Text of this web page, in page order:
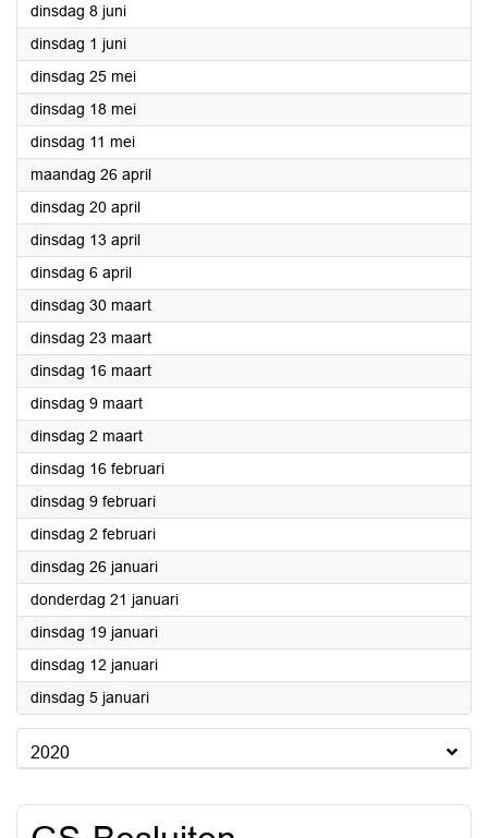
dinsdag 8 juni2021
dinsdag 1 juni2021
dinsdag 25 mei2021
dinsdag 18 mei2021
dinsdag 11 mei2021
maandag 26 april2021
dinsdag 20 april2021
dinsdag 13 april2021
dinsdag 6 april2021
dinsdag 30 maart2021
dinsdag 23 maart2021
dinsdag 16 maart2021
dinsdag 9 maart2021
dinsdag 2 maart2021
dinsdag 16 februari2021
dinsdag 9 februari2021
dinsdag 2 februari2021
dinsdag 26 januari2021
donderdag 21 januari2021
dinsdag 19 januari2021
dinsdag 12 januari2021
dinsdag 5 januari2021
2020